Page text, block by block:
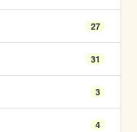
27
31
3
4